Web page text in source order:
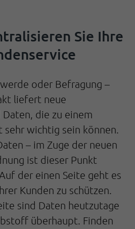
Sie Ihre
oder Befragung –
liefert neue
die zu einem
wichtig sein können.
– im Zuge der neuen
ist dieser Punkt
der einen Seite geht es
Kunden zu schützen.
sind Daten heutzutage
überhaupt. Finden